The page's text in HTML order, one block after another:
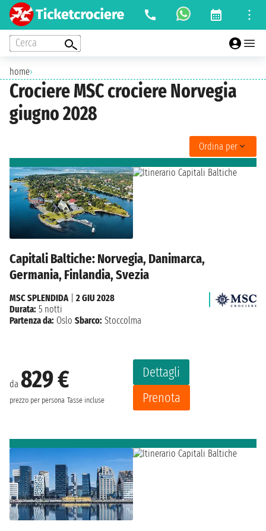
Cerca
home›
Crociere MSC crociere Norvegia
giugno 2028
Ordina per
Capitali Baltiche: Norvegia, Danimarca,
Germania, Finlandia, Svezia
da 829 €
prezzo per persona Tasse incluse
Dettagli
Prenota
MSC SPLENDIDA| 2 GIU 2028
Durata: 5 notti
Partenza da: Oslo Sbarco: Stoccolma